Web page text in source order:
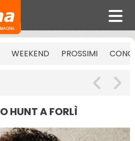
WEEKEND PROSSIMI
HUNT A FORLÌ